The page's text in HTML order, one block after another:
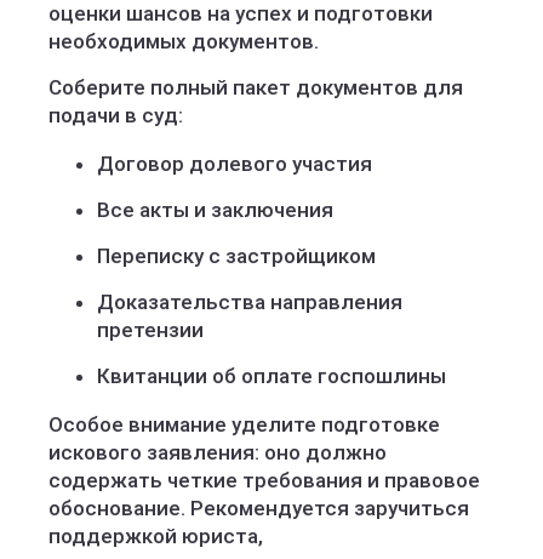
оценки шансов на успех и подготовки
необходимых документов.
Соберите полный пакет документов для
подачи в суд:
Договор долевого участия
Все акты и заключения
Переписку с застройщиком
Доказательства направления
претензии
Квитанции об оплате госпошлины
Особое внимание уделите подготовке
искового заявления: оно должно
содержать четкие требования и правовое
обоснование. Рекомендуется заручиться
поддержкой юриста,